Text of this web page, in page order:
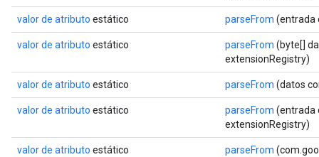
valor de atributo estático parseFrom (entrada
valor de atributo estático parseFrom (byte[]
extensionRegistry)
valor de atributo estático parseFrom (datos
valor de atributo estático parseFrom (entrada
extensionRegistry)
valor de atributo estático parseFrom